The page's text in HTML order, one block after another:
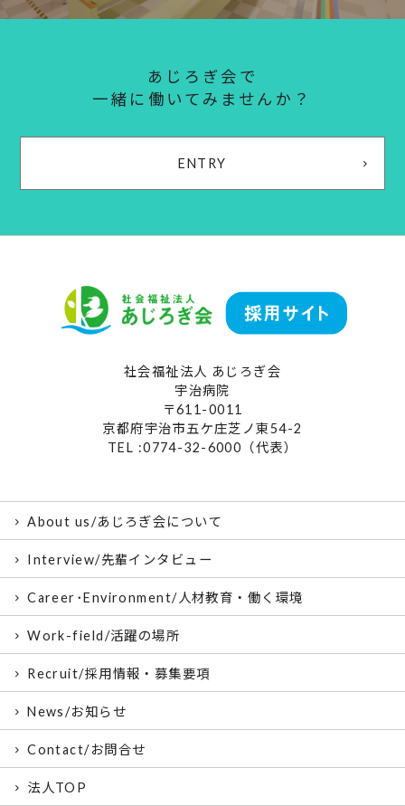
あじろぎ会で
一緒に働いてみませんか？
ENTRY
社会福祉法人 あじろぎ会
宇治病院
〒611-0011
京都府宇治市五ケ庄芝ノ東54-2
TEL :0774-32-6000（代表）
About us/あじろぎ会について
Interview/先輩インタビュー
Career･Environment/人材教育・働く環境
Work-field/活躍の場所
Recruit/採用情報・募集要項
News/お知らせ
Contact/お問合せ
法人TOP